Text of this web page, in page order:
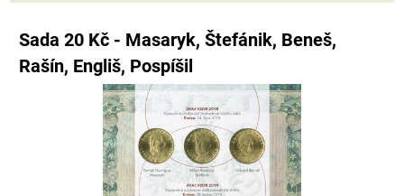
Sada 20 Kč - Masaryk, Štefánik, Beneš,
Rašín, Engliš, Pospíšil